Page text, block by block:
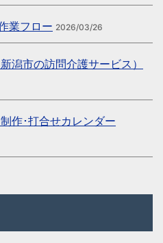
業フロー 2026/03/26
潟市の訪問介護サービス）
作･打合せカレンダー